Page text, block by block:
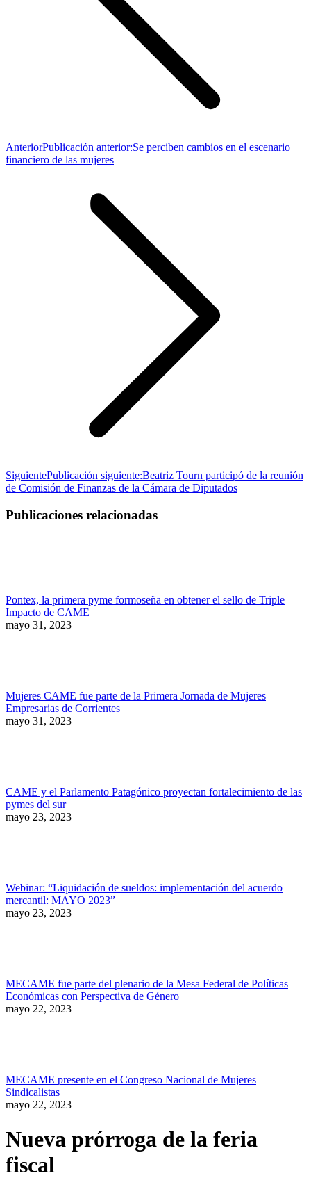
AnteriorPublicación anterior:Se perciben cambios en el escenario
financiero de las mujeres
SiguientePublicación siguiente:Beatriz Tourn participó de la reunión
de Comisión de Finanzas de la Cámara de Diputados
Publicaciones relacionadas
Pontex, la primera pyme formoseña en obtener el sello de Triple
Impacto de CAME
mayo 31, 2023
Mujeres CAME fue parte de la Primera Jornada de Mujeres
Empresarias de Corrientes
mayo 31, 2023
CAME y el Parlamento Patagónico proyectan fortalecimiento de las
pymes del sur
mayo 23, 2023
Webinar: “Liquidación de sueldos: implementación del acuerdo
mercantil: MAYO 2023”
mayo 23, 2023
MECAME fue parte del plenario de la Mesa Federal de Políticas
Económicas con Perspectiva de Género
mayo 22, 2023
MECAME presente en el Congreso Nacional de Mujeres
Sindicalistas
mayo 22, 2023
Nueva prórroga de la feria
fiscal